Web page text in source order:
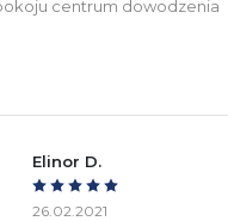
centrum dowodzenia
Elinor D.
26.02.2021